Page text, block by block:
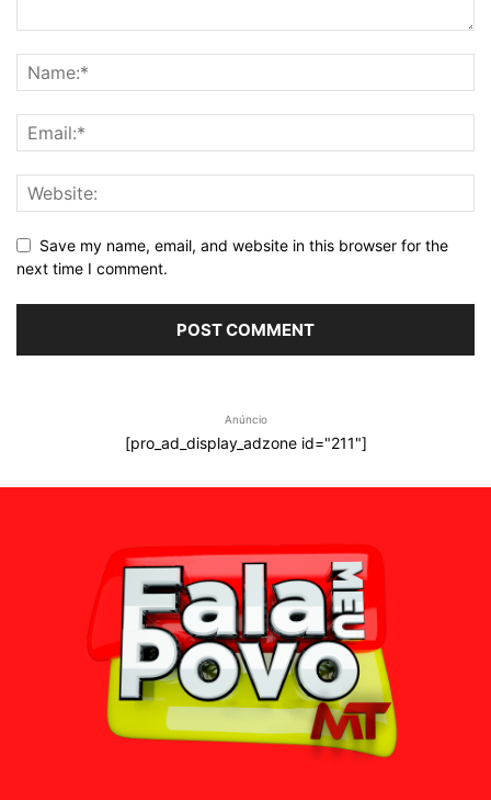
Save my name, email, and website in this browser for the
next time I comment.
Anúncio
[pro_ad_display_adzone id="211"]